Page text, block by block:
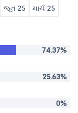
જૂન 25 માર્ચ 25
74.37%
25.63%
0%